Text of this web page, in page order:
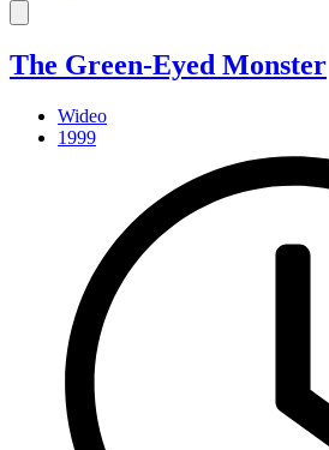
The Green-Eyed Monster
Wideo
1999